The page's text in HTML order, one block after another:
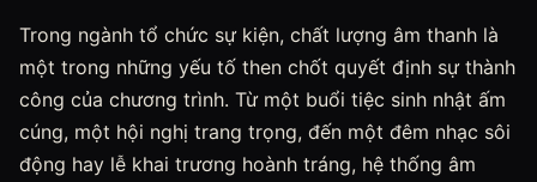
Trong ngành tổ chức sự kiện, chất lượng âm thanh là
một trong những yếu tố then chốt quyết định sự thành
công của chương trình. Từ một buổi tiệc sinh nhật ấm
cúng, một hội nghị trang trọng, đến một đêm nhạc sôi
động hay lễ khai trương hoành tráng, hệ thống âm